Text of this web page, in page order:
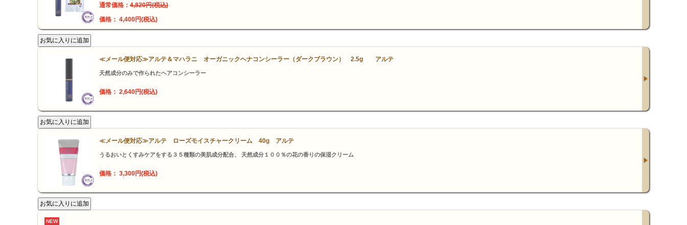
通常価格：4,820円(税込)
価格： 4,400円(税込)
≪メール便対応≫アルテ＆マハラニ オーガニックヘナコンシーラー（ダークブラウン） 2.5g アルテ
天然成分のみで作られたヘアコンシーラー
価格： 2,640円(税込)
≪メール便対応≫アルテ ローズモイスチャークリーム 40g アルテ
うるおいとくすみケアをする３５種類の美肌成分配合、 天然成分１００％の花の香りの保湿クリーム
価格： 3,300円(税込)
NEW